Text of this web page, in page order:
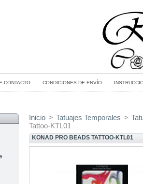
CONTACTO CONDICIONES DE ENVÍO
Inicio > Tatuajes Temporales >
Tattoo-KTL01
KONAD PRO BEADS TATTOO-KTL01